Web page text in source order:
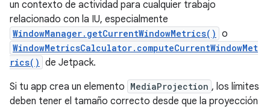
un contexto de actividad para cualquier trabajo
relacionado con la IU, especialmente
WindowManager.getCurrentWindowMetrics() o
WindowMetricsCalculator.computeCurrentWindowMet
rics() de Jetpack.
Si tu app crea un elemento MediaProjection , los límites
deben tener el tamaño correcto desde que la proyección